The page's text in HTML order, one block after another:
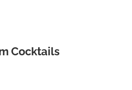
Cocktails